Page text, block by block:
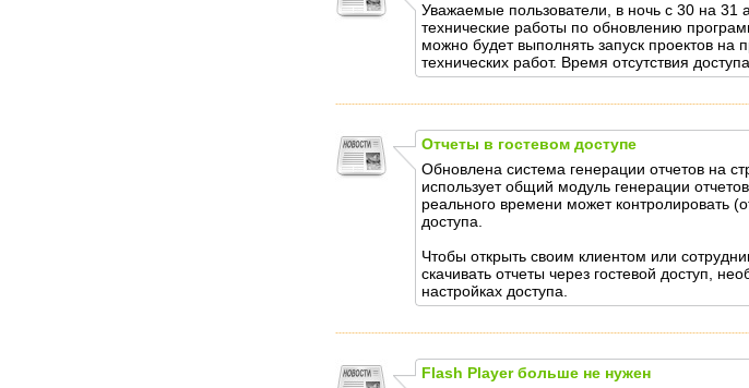
Уважаемые пользователи, в ночь с 30 на 31
технические работы по обновлению
можно будет выполнять запуск проектов на
технических работ. Время отсутствия
Отчеты в гостевом доступе
Обновлена система генерации отчетов на
использует общий модуль генерации
реального времени может контролировать
доступа.
Чтобы открыть своим клиентом или
скачивать отчеты через гостевой доступ,
настройках доступа.
Flash Player больше не нужен